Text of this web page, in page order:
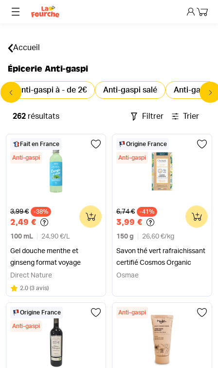
Mon
Accueil
Épicerie Anti-gaspi
Anti-gaspi à - de 2€ Anti-gaspi salé Anti-gaspi
262 résultats Filtrer Trier
Fait en France
Anti-gaspi
Ancien prix
3,99 € -38%
2,49 €
100 mL 24,90 €/ L
Gel douche menthe et
ginseng format voyage
0
Direct Nature
Note
2.0 sur 5
(3 avis)
Origine France
Anti-gaspi
Ancien prix
6,74 € -41%
3,99 €
150 g 26,60 €/ kg
Savon thé vert rafraichissant
certifié Cosmos Organic
0
Osmae
Origine France
Anti-gaspi
Anti-gaspi